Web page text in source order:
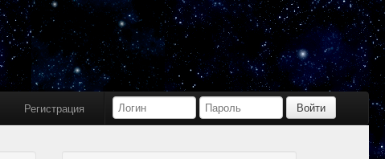
Регистрация
Bash : limboid, заходил бы в Дискорд не
пропустил бы.
Ink
limboid, сейчас как бы всё сообщество
в дискорде, там всегда инфа самая
актуальная
k7.Gladiator : yoyo
Ink:yoyo
MAT1S
гладиатор = бв нагибатор?
Ink:на 20 лей игратор